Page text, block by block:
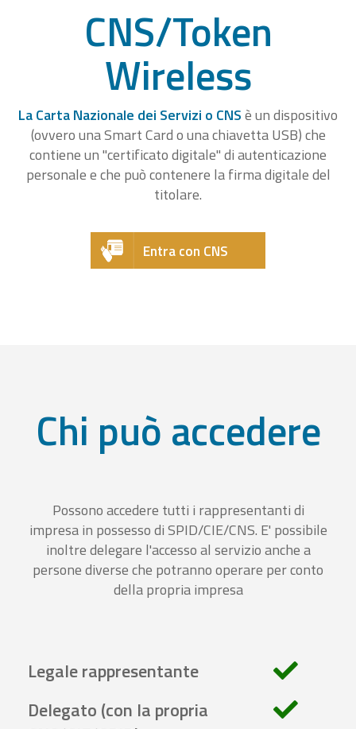
CNS/Token
Wireless
La Carta Nazionale dei Servizi o CNSè un dispositivo
(ovvero una Smart Card o una chiavetta USB) che
contiene un "certificato digitale" di autenticazione
personale e che può contenere la firma digitale del
titolare.
Entra con CNS
Chi può accedere
Possono accedere tutti i rappresentanti di
impresa in possesso di SPID/CIE/CNS. E' possibile
inoltre delegare l'accesso al servizio anche a
persone diverse che potranno operare per conto
della propria impresa
Legale rappresentante
Delegato (con la propria